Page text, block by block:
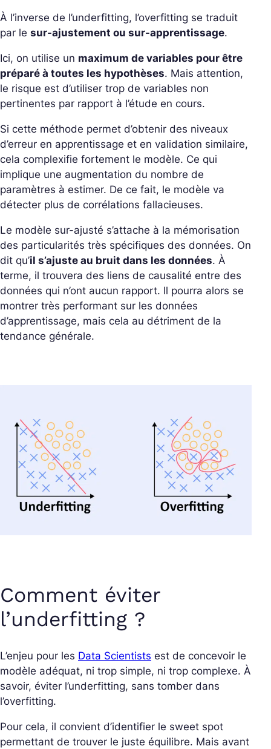
À l’inverse de l’underfitting, l’overfitting se traduit
par le sur-ajustement ou sur-apprentissage.
Ici, on utilise un maximum de variables pour être
préparé à toutes les hypothèses. Mais attention,
le risque est d’utiliser trop de variables non
pertinentes par rapport à l’étude en cours.
Si cette méthode permet d’obtenir des niveaux
d’erreur en apprentissage et en validation similaire,
cela complexifie fortement le modèle. Ce qui
implique une augmentation du nombre de
paramètres à estimer. De ce fait, le modèle va
détecter plus de corrélations fallacieuses.
Le modèle sur-ajusté s’attache à la mémorisation
des particularités très spécifiques des données. On
dit qu’il s’ajuste au bruit dans les données. À
terme, il trouvera des liens de causalité entre des
données qui n’ont aucun rapport. Il pourra alors se
montrer très performant sur les données
d’apprentissage, mais cela au détriment de la
tendance générale.
Comment éviter
l’underfitting ?
L’enjeu pour les Data Scientists est de concevoir le
modèle adéquat, ni trop simple, ni trop complexe. À
savoir, éviter l’underfitting, sans tomber dans
l’overfitting.
Pour cela, il convient d’identifier le sweet spot
permettant de trouver le juste équilibre. Mais avant